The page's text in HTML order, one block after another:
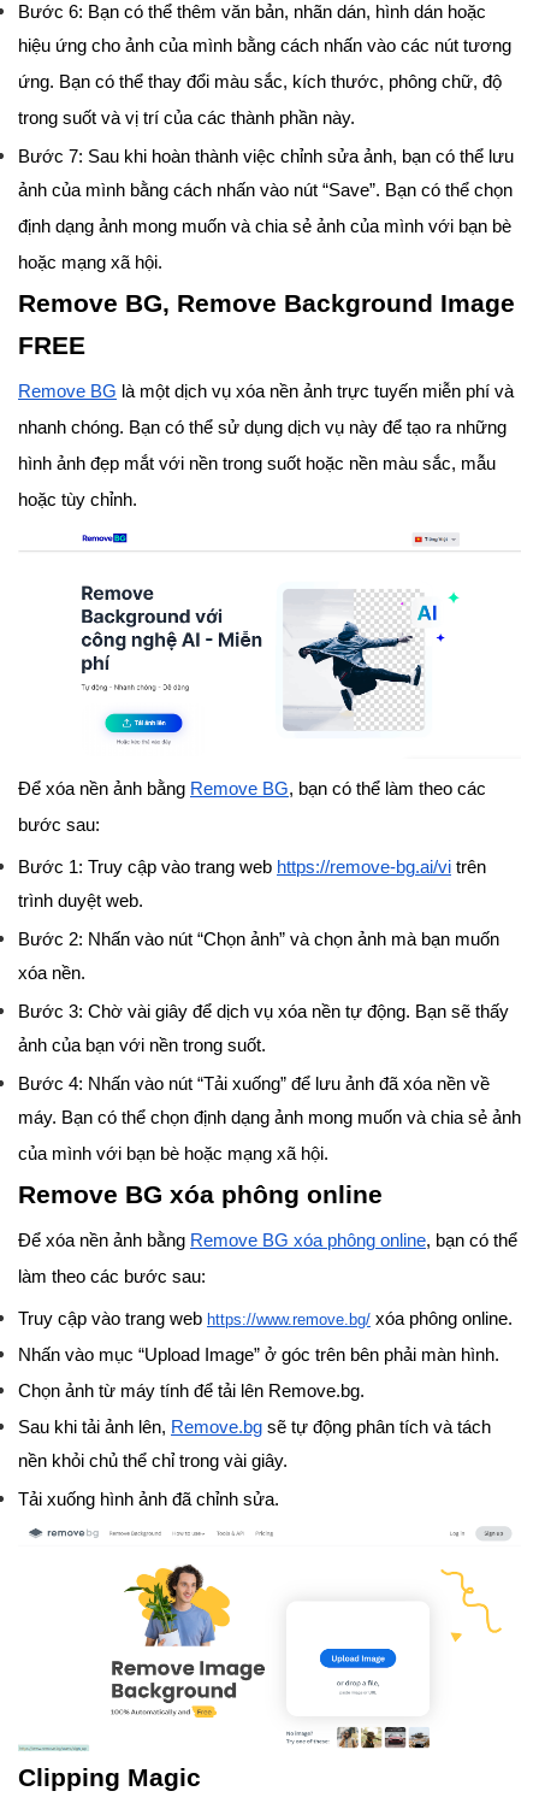
Bước 6: Bạn có thể thêm văn bản, nhãn dán, hình dán hoặc
hiệu ứng cho ảnh của mình bằng cách nhấn vào các nút tương
ứng. Bạn có thể thay đổi màu sắc, kích thước, phông chữ, độ
trong suốt và vị trí của các thành phần này.
Bước 7: Sau khi hoàn thành việc chỉnh sửa ảnh, bạn có thể lưu
ảnh của mình bằng cách nhấn vào nút “Save”. Bạn có thể chọn
định dạng ảnh mong muốn và chia sẻ ảnh của mình với bạn bè
hoặc mạng xã hội.
Remove BG, Remove Background Image
FREE
Remove BG là một dịch vụ xóa nền ảnh trực tuyến miễn phí và
nhanh chóng. Bạn có thể sử dụng dịch vụ này để tạo ra những
hình ảnh đẹp mắt với nền trong suốt hoặc nền màu sắc, mẫu
hoặc tùy chỉnh.
Để xóa nền ảnh bằng Remove BG, bạn có thể làm theo các
bước sau:
Bước 1: Truy cập vào trang web https://remove-bg.ai/vi trên
trình duyệt web.
Bước 2: Nhấn vào nút “Chọn ảnh” và chọn ảnh mà bạn muốn
xóa nền.
Bước 3: Chờ vài giây để dịch vụ xóa nền tự động. Bạn sẽ thấy
ảnh của bạn với nền trong suốt.
Bước 4: Nhấn vào nút “Tải xuống” để lưu ảnh đã xóa nền về
máy. Bạn có thể chọn định dạng ảnh mong muốn và chia sẻ ảnh
của mình với bạn bè hoặc mạng xã hội.
Remove BG xóa phông online
Để xóa nền ảnh bằng Remove BG xóa phông online, bạn có thể
làm theo các bước sau:
Truy cập vào trang web https://www.remove.bg/ xóa phông online.
Nhấn vào mục “Upload Image” ở góc trên bên phải màn hình.
Chọn ảnh từ máy tính để tải lên Remove.bg.
Sau khi tải ảnh lên, Remove.bg sẽ tự động phân tích và tách
nền khỏi chủ thể chỉ trong vài giây.
Tải xuống hình ảnh đã chỉnh sửa.
Clipping Magic